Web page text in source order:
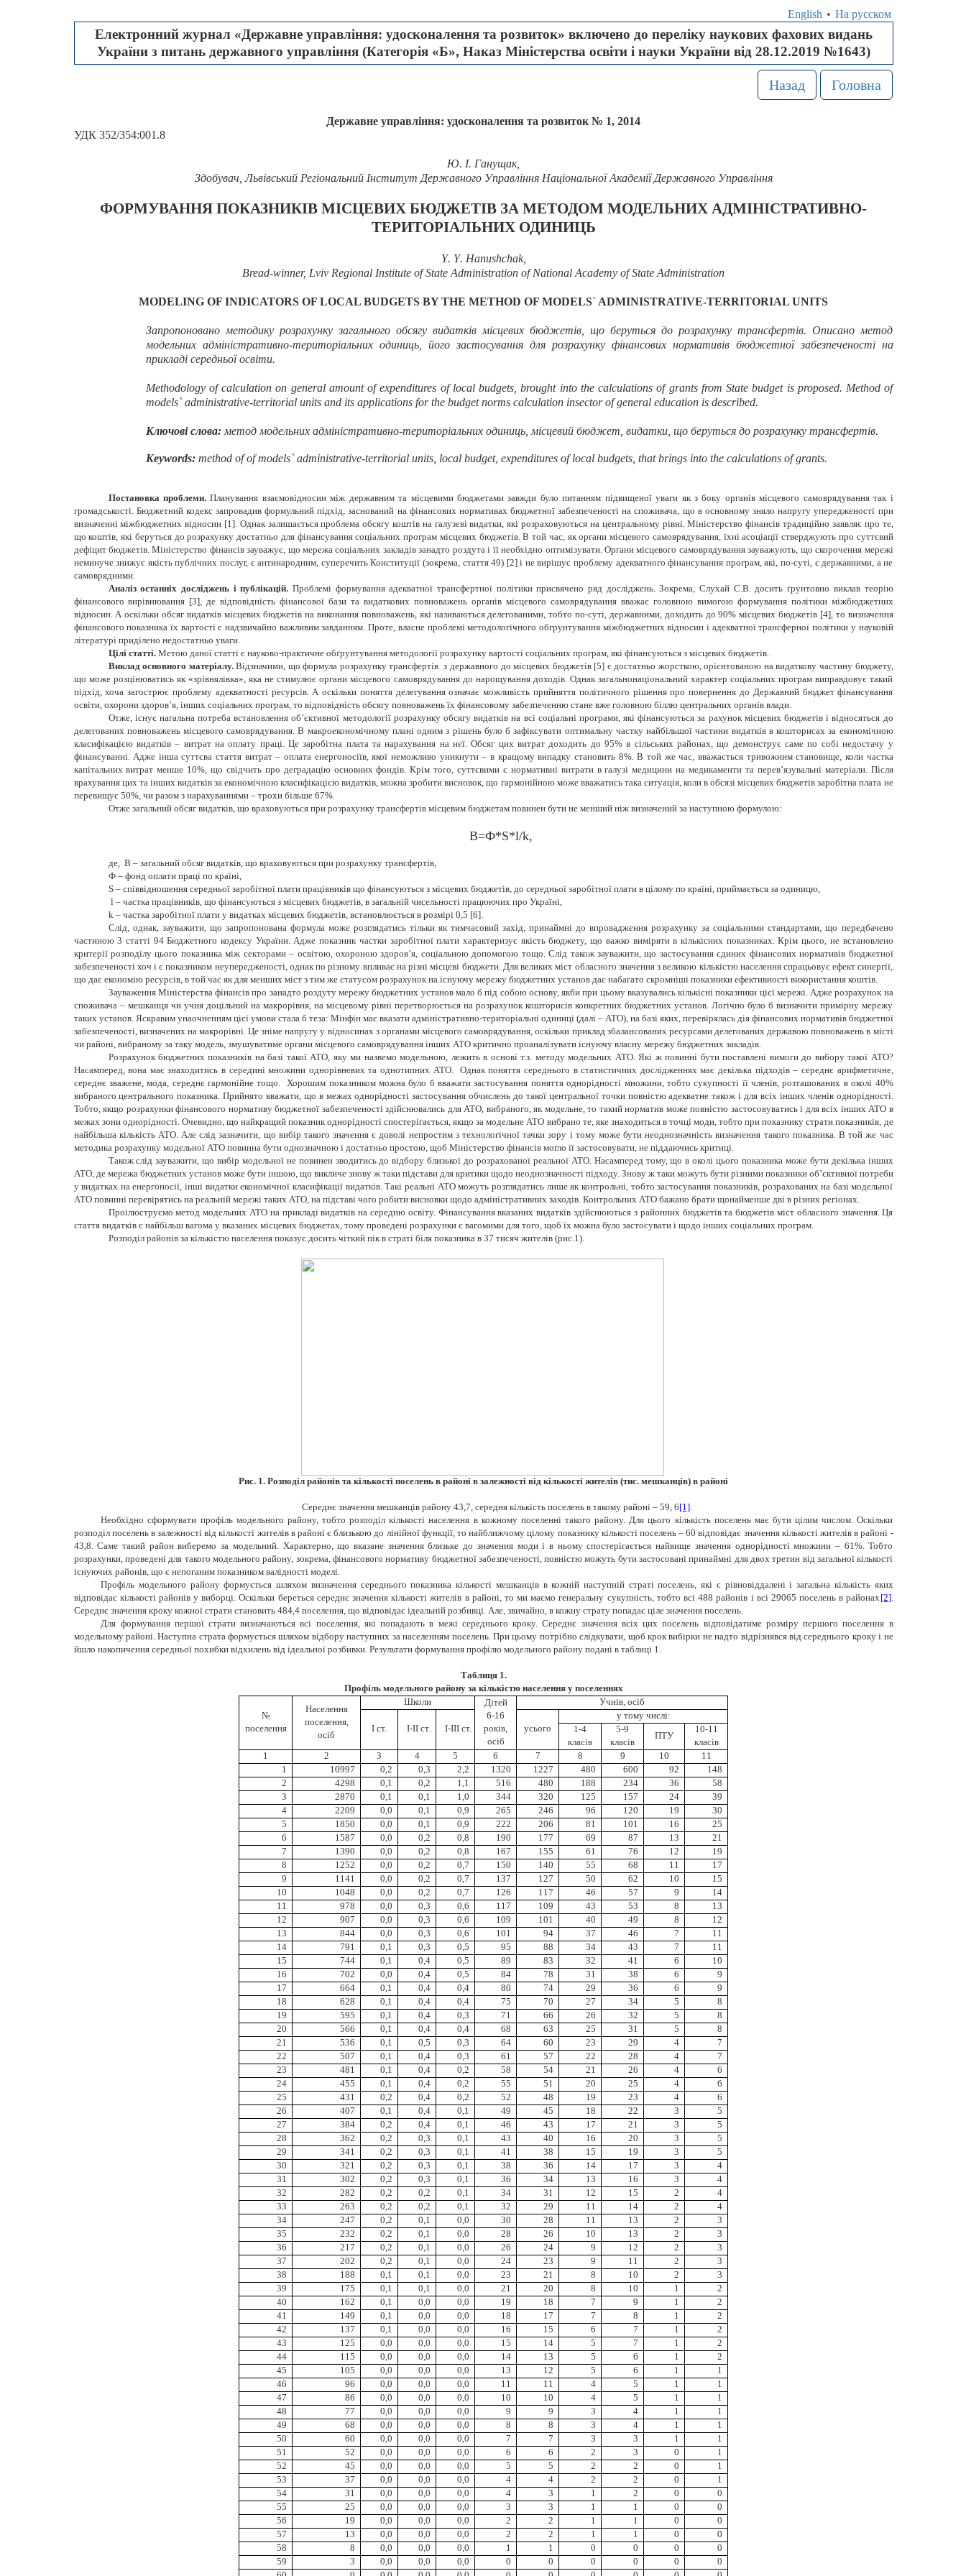
English • На русском
Електронний журнал «Державне управління: удосконалення та розвиток» включено до переліку наукових фахових видань
України з питань державного управління (Категорія «Б», Наказ Міністерства освіти і науки України від 28.12.2019 №1643)
Назад Головна
Державне управління: удосконалення та розвиток № 1, 2014
УДК 352/354:001.8
Ю. І. Ганущак,
Здобувач, Львівський Регіональний Інститут Державного Управління Національної Академії Державного Управління
ФОРМУВАННЯ ПОКАЗНИКІВ МІСЦЕВИХ БЮДЖЕТІВ ЗА МЕТОДОМ МОДЕЛЬНИХ АДМІНІСТРАТИВНО-
ТЕРИТОРІАЛЬНИХ ОДИНИЦЬ
Y. Y. Hanushchak,
Bread-winner, Lviv Regional Institute of State Administration of National Academy of State Administration
MODELING OF INDICATORS OF LOCAL BUDGETS BY THE METHOD OF MODELS` ADMINISTRATIVE-TERRITORIAL UNITS
Запропоновано методику розрахунку загального обсягу видатків місцевих бюджетів, що беруться до розрахунку трансфертів. Описано метод
модельних адміністративно-територіальних одиниць, його застосування для розрахунку фінансових нормативів бюджетної забезпеченості на
прикладі середньої освіти.
Methodology of calculation on general amount of expenditures of local budgets, brought into the calculations of grants from State budget is proposed. Method of
models` administrative-territorial units and its applications for the budget norms calculation insector of general education is described.
Ключові слова:метод модельних адміністративно-територіальних одиниць, місцевий бюджет, видатки, що беруться до розрахунку трансфертів.
Keywords:method of of models` administrative-territorial units, local budget, expenditures of local budgets, that brings into the calculations of grants.
Постановка проблеми.Планування взаємовідносин між державним та місцевими бюджетами завжди було питанням підвищеної уваги як з боку органів місцевого самоврядування так і
громадськості. Бюджетний кодекс запровадив формульний підхід, заснований на фінансових нормативах бюджетної забезпеченості на споживача, що в основному зняло напругу упередженості при
визначенні міжбюджетних відносин [1]. Однак залишається проблема обсягу коштів на галузеві видатки, які розраховуються на центральному рівні. Міністерство фінансів традиційно заявляє про те,
що коштів, які беруться до розрахунку достатньо для фінансування соціальних програм місцевих бюджетів. В той час, як органи місцевого самоврядування, їхні асоціації стверджують про суттєвий
дефіцит бюджетів. Міністерство фінансів зауважує, що мережа соціальних закладів занадто роздута і її необхідно оптимізувати. Органи місцевого самоврядування зауважують, що скорочення мережі
неминуче знижує якість публічних послуг, є антинародним, суперечить Конституції (зокрема, стаття 49) [2] і не вирішує проблему адекватного фінансування програм, які, по-суті, є державними, а не
самоврядними.
Аналіз останніх досліджень і публікацій. Проблемі формування адекватної трансфертної політики присвячено ряд досліджень. Зокрема, Слухай С.В. досить ґрунтовно виклав теорію
фінансового вирівнювання [3], де відповідність фінансової бази та видаткових повноважень органів місцевого самоврядування вважає головною вимогою формування політики міжбюджетних
відносин. А оскільки обсяг видатків місцевих бюджетів на виконання повноважень, які називаються делегованими, тобто по-суті, державними, доходить до 90% місцевих бюджетів [4], то визначення
фінансового показника їх вартості є надзвичайно важливим завданням. Проте, власне проблемі методологічного обгрунтування міжбюджетних відносин і адекватної трансферної політики у науковій
літературі приділено недостатньо уваги.
Цілі статті. Метою даної статті є науково-практичне обґрунтування методології розрахунку вартості соціальних програм, які фінансуються з місцевих бюджетів.
Виклад основного матеріалу.Відзначими, що формула розрахунку трансфертів з державного до місцевих бюджетів [5] є достатньо жорсткою, орієнтованою на видаткову частину бюджету,
що може розцінюватись як «зрівнялівка», яка не стимулює органи місцевого самоврядування до нарощування доходів. Однак загальнонаціональний характер соціальних програм виправдовує такий
підхід, хоча загострює проблему адекватності ресурсів. А оскільки поняття делегування означає можливість прийняття політичного рішення про повернення до Державний бюджет фінансування
освіти, охорони здоров’я, інших соціальних програм, то відповідність обсягу повноважень їх фінансовому забезпеченню стане вже головною біллю центральних органів влади.
Отже, існує нагальна потреба встановлення об’єктивної методології розрахунку обсягу видатків на всі соціальні програми, які фінансуються за рахунок місцевих бюджетів і відносяться до
делегованих повноважень місцевого самоврядування. В макроекономічному плані одним з рішень було б зафіксувати оптимальну частку найбільшої частини видатків в кошторисах за економічною
класифікацією видатків – витрат на оплату праці. Це заробітна плата та нарахування на неї. Обсяг цих витрат доходить до 95% в сільських районах, що демонструє саме по собі недостачу у
фінансуванні. Адже інша суттєва стаття витрат – оплата енергоносіїв, якої неможливо уникнути – в кращому випадку становить 8%. В той же час, вважається тривожним становище, коли частка
капітальних витрат менше 10%, що свідчить про деградацію основних фондів. Крім того, суттєвими є нормативні витрати в галузі медицини на медикаменти та перев’язувальні матеріали. Після
врахування цих та інших видатків за економічною класифікацією видатків, можна зробити висновок, що гармонійною може вважатись така ситуація, коли в обсязі місцевих бюджетів заробітна плата не
перевищує 50%, чи разом з нарахуваннями – трохи більше 67%.
Отже загальний обсяг видатків, що враховуються при розрахунку трансфертів місцевим бюджетам повинен бути не менший ніж визначений за наступною формулою:
В=Ф*S*l/k,
де, В – загальний обсяг видатків, що враховуються при розрахунку трансфертів,
Ф – фонд оплати праці по країні,
S – співвідношення середньої заробітної плати працівників що фінансуються з місцевих бюджетів, до середньої заробітної плати в цілому по країні, приймається за одиницю,
l – частка працівників, що фінансуються з місцевих бюджетів, в загальній чисельності працюючих про Україні,
k– частка заробітної плати у видатках місцевих бюджетів, встановлюється в розмірі 0,5 [6].
Слід, однак,зауважити, що запропонована формула може розглядатись тільки як тимчасовий захід, принаймні до впровадження розрахунку за соціальними стандартами, що передбачено
частиною 3 статті 94 Бюджетного кодексу України. Адже показник частки заробітної плати характеризує якість бюджету, що важко виміряти в кількісних показниках. Крім цього, не встановлено
критерії розподілу цього показника між секторами – освітою, охороною здоров’я, соціальною допомогою тощо. Слід також зауважити, що застосування єдиних фінансових нормативів бюджетної
забезпеченості хоч і є показником неупередженості, однак по різному впливає на різні місцеві бюджети. Для великих міст обласного значення з великою кількістю населення спрацьовує ефект синергії,
що дає економію ресурсів, в той час як для менших міст з тим же статусом розрахунок на існуючу мережу бюджетних установ дає набагато скромніші показники ефективності використання коштів.
Зауваження Міністерства фінансів про занадто роздуту мережу бюджетних установ мало б під собою основу, якби при цьому вказувались кількісні показники цієї мережі. Адже розрахунок на
споживача – мешканця чи учня доцільний на макрорівня, на місцевому рівні перетворюється на розрахунок кошторисів конкретних бюджетних установ. Логічно було б визначити примірну мережу
таких установ. Яскравим унаочненням цієї умови стала б теза: Мінфін має вказати адміністративно-територіальні одиниці (далі – АТО), на базі яких, перевірялась дія фінансових нормативів бюджетної
забезпеченості, визначених на макрорівні. Це зніме напругу у відносинах з органами місцевого самоврядування, оскільки приклад збалансованих ресурсами делегованих державою повноважень в місті
чи районі, вибраному за таку модель, змушуватиме органи місцевого самоврядування інших АТО критично проаналізувати існуючу власну мережу бюджетних закладів.
Розрахунок бюджетних показників на базі такої АТО, яку ми назвемо модельною, лежить в основі т.з. методу модельних АТО. Які ж повинні бути поставлені вимоги до вибору такої АТО?
Насамперед, вона має знаходитись в середині множини однорівневих та однотипних АТО. Однак поняття середнього в статистичних дослідженнях має декілька підходів – середнє арифметичне,
середнє зважене, мода, середнє гармонійне тощо. Хорошим показником можна було б вважати застосування поняття однорідності множини, тобто сукупності її членів, розташованих в околі 40%
вибраного центрального показника. Прийнято вважати, що в межах однорідності застосування обчислень до такої центральної точки повністю адекватне також і для всіх інших членів однорідності.
Тобто, якщо розрахунки фінансового нормативу бюджетної забезпеченості здійснювались для АТО, вибраного, як модельне, то такий норматив може повністю застосовуватись і для всіх інших АТО в
межах зони однорідності. Очевидно, що найкращий показник однорідності спостерігається, якщо за модельне АТО вибрано те, яке знаходиться в точці моди, тобто при показнику страти показників, де
найбільша кількість АТО. Але слід зазначити, що вибір такого значення є доволі непростим з технологічної тачки зору і тому може бути неоднозначність визначення такого показника. В той же час
методика розрахунку модельної АТО повинна бути однозначною і достатньо простою, щоб Міністерство фінансів могло її застосовувати, не піддаючись критиці.
Також слід зауважити, що вибір модельної не повинен зводитись до відбору близької до розрахованої реальної АТО. Насамперед тому, що в околі цього показника може бути декілька інших
АТО, де мережа бюджетних установ може бути іншою, що викличе знову ж таки підстави для критики щодо неоднозначності підходу. Знову ж таки можуть бути різними показники об’єктивної потреби
у видатках на енергоносії, інші видатки економічної класифікації видатків. Такі реальні АТО можуть розглядатись лише як контрольні, тобто застосування показників, розрахованих на базі модельної
АТО повинні перевірятись на реальній мережі таких АТО, на підставі чого робити висновки щодо адміністративних заходів. Контрольних АТО бажано брати щонайменше дві в різних регіонах.
Проілюструємо метод модельних АТО на прикладі видатків на середню освіту. Фінансування вказаних видатків здійснюються з районних бюджетів та бюджетів міст обласного значення. Ця
стаття видатків є найбільш вагома у вказаних місцевих бюджетах, тому проведені розрахунки є вагомими для того, щоб їх можна було застосувати і щодо інших соціальних програм.
Розподіл районів за кількістю населення показує досить чіткий пік в страті біля показника в 37 тисяч жителів (рис.1).
Рис. 1. Розподіл районів та кількості поселень в районі в залежності від кількості жителів (тис. мешканців) в районі
Середнє значення мешканців району 43,7, середня кількість поселень в такому районі – 59, 6[1].
Необхідно сформувати профіль модельного району, тобто розподіл кількості населення в кожному поселенні такого району. Для цього кількість поселень має бути цілим числом. Оскільки
розподіл поселень в залежності від кількості жителів в районі є близькою до лінійної функції, то найближчому цілому показнику кількості поселень – 60 відповідає значення кількості жителів в районі -
43,8. Саме такий район виберемо за модельний. Характерно, що вказане значення близьке до значення моди і в ньому спостерігається найвище значення однорідності множини – 61%. Тобто
розрахунки, проведені для такого модельного району, зокрема, фінансового нормативу бюджетної забезпеченості, повністю можуть бути застосовані принаймні для двох третин від загальної кількості
існуючих районів, що є непоганим показником валідності моделі.
Профіль модельного району формується шляхом визначення середнього показника кількості мешканців в кожній наступній страті поселень, які є рівновіддалені і загальна кількість яких
відповідає кількості районів у виборці. Оскільки береться середнє значення кількості жителів в районі, то ми маємо генеральну сукупність, тобто всі 488 районів і всі 29065 поселень в районах[2].
Середнє значення кроку кожної страти становить 484,4 поселення, що відповідає ідеальній розбивці. Але, звичайно, в кожну страту попадає ціле значення поселень.
Для формування першої страти визначаються всі поселення, які попадають в межі середнього кроку. Середнє значення всіх цих поселень відповідатиме розміру першого поселення в
модельному районі. Наступна страта формується шляхом відбору наступних за населенням поселень. При цьому потрібно слідкувати, щоб крок вибірки не надто відрізнявся від середнього кроку і не
йшло накопичення середньої похибки відхилень від ідеальної розбивки. Результати формування профілю модельного району подані в таблиці 1.
Таблиця 1.
Профіль модельного району за кількістю населення у поселеннях
№
поселення
Населення
поселення,
осіб
Школи
Дітей
6-16
років,
осіб
Учнів, осіб
І ст. І-ІІ ст. І-ІІІ ст. усього
у тому числі:
1-4
класів
5-9
класів
ПТУ
10-11
класів
1
2 3 4 5 6 7 8 9 10
11
1
10997 0,2 0,3 2,2 1320 1227 480 600 92
148
2
4298 0,1 0,2 1,1 516 480 188 234 36
58
3
2870 0,1 0,1 1,0 344 320 125 157 24
39
4
2209 0,0 0,1 0,9 265 246 96 120 19
30
5
1850 0,0 0,1 0,9 222 206 81 101 16
25
6
1587 0,0 0,2 0,8 190 177 69 87 13
21
7
1390 0,0 0,2 0,8 167 155 61 76 12
19
8
1252 0,0 0,2 0,7 150 140 55 68 11
17
9
1141 0,0 0,2 0,7 137 127 50 62 10
15
10
1048 0,0 0,2 0,7 126 117 46 57 9
14
11
978 0,0 0,3 0,6 117 109 43 53 8
13
12
907 0,0 0,3 0,6 109 101 40 49 8
12
13
844 0,0 0,3 0,6 101 94 37 46 7
11
14
791 0,1 0,3 0,5 95 88 34 43 7
11
15
744 0,1 0,4 0,5 89 83 32 41 6
10
16
702 0,0 0,4 0,5 84 78 31 38 6
9
17
664 0,1 0,4 0,4 80 74 29 36 6
9
18
628 0,1 0,4 0,4 75 70 27 34 5
8
19
595 0,1 0,4 0,3 71 66 26 32 5
8
20
566 0,1 0,4 0,4 68 63 25 31 5
8
21
536 0,1 0,5 0,3 64 60 23 29 4
7
22
507 0,1 0,4 0,3 61 57 22 28 4
7
23
481 0,1 0,4 0,2 58 54 21 26 4
6
24
455 0,1 0,4 0,2 55 51 20 25 4
6
25
431 0,2 0,4 0,2 52 48 19 23 4
6
26
407 0,1 0,4 0,1 49 45 18 22 3
5
27
384 0,2 0,4 0,1 46 43 17 21 3
5
28
362 0,2 0,3 0,1 43 40 16 20 3
5
29
341 0,2 0,3 0,1 41 38 15 19 3
5
30
321 0,2 0,3 0,1 38 36 14 17 3
4
31
302 0,2 0,3 0,1 36 34 13 16 3
4
32
282 0,2 0,2 0,1 34 31 12 15 2
4
33
263 0,2 0,2 0,1 32 29 11 14 2
4
34
247 0,2 0,1 0,0 30 28 11 13 2
3
35
232 0,2 0,1 0,0 28 26 10 13 2
3
36
217 0,2 0,1 0,0 26 24 9 12 2
3
37
202 0,2 0,1 0,0 24 23 9 11 2
3
38
188 0,1 0,1 0,0 23 21 8 10 2
3
39
175 0,1 0,1 0,0 21 20 8 10 1
2
40
162 0,1 0,0 0,0 19 18 7 9 1
2
41
149 0,1 0,0 0,0 18 17 7 8 1
2
42
137 0,1 0,0 0,0 16 15 6 7 1
2
43
125 0,0 0,0 0,0 15 14 5 7 1
2
44
115 0,0 0,0 0,0 14 13 5 6 1
2
45
105 0,0 0,0 0,0 13 12 5 6 1
1
46
96 0,0 0,0 0,0 11 11 4 5 1
1
47
86 0,0 0,0 0,0 10 10 4 5 1
1
48
77 0,0 0,0 0,0 9 9 3 4 1
1
49
68 0,0 0,0 0,0 8 8 3 4 1
1
50
60 0,0 0,0 0,0 7 7 3 3 1
1
51
52 0,0 0,0 0,0 6 6 2 3 0
1
52
45 0,0 0,0 0,0 5 5 2 2 0
1
53
37 0,0 0,0 0,0 4 4 2 2 0
1
54
31 0,0 0,0 0,0 4 3 1 2 0
0
55
25 0,0 0,0 0,0 3 3 1 1 0
0
56
19 0,0 0,0 0,0 2 2 1 1 0
0
57
13 0,0 0,0 0,0 2 2 1 1 0
0
58
8 0,0 0,0 0,0 1 1 0 0 0
0
59
3 0,0 0,0 0,0 0 0 0 0 0
0